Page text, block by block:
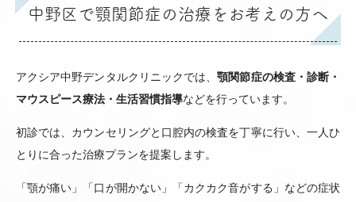
中野区で顎関節症の治療をお考えの方へ
アクシア中野デンタルクリニックでは、顎関節症の検査・診断・
マウスピース療法・生活習慣指導などを行っています。
初診では、カウンセリングと口腔内の検査を丁寧に行い、一人ひ
とりに合った治療プランを提案します。
「顎が痛い」「口が開かない」「カクカク音がする」などの症状